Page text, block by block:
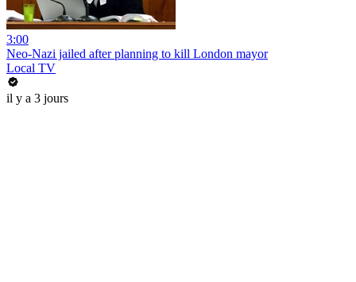
3:00
Neo-Nazi jailed after planning to kill London mayor
Local TV
il y a 3 jours